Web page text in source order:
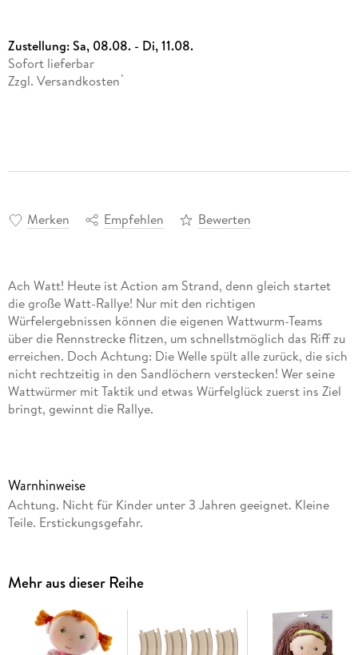
Zustellung:Sa, 08.08. - Di, 11.08.
Sofort lieferbar
Zzgl. Versandkosten *
Merken Empfehlen Bewerten
Ach Watt! Heute ist Action am Strand, denn gleich startet
die große Watt-Rallye! Nur mit den richtigen
Würfelergebnissen können die eigenen Wattwurm-Teams
über die Rennstrecke flitzen, um schnellstmöglich das Riff zu
erreichen. Doch Achtung: Die Welle spült alle zurück, die sich
nicht rechtzeitig in den Sandlöchern verstecken! Wer seine
Wattwürmer mit Taktik und etwas Würfelglück zuerst ins Ziel
bringt, gewinnt die Rallye.
Warnhinweise
Achtung. Nicht für Kinder unter 3 Jahren geeignet. Kleine
Teile. Erstickungsgefahr.
Mehr aus dieser Reihe